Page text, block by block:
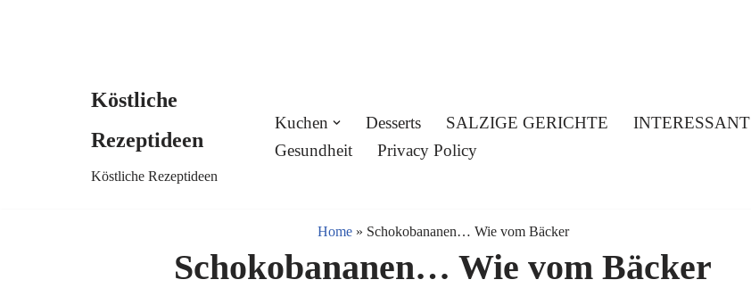
Köstliche
Rezeptideen
Köstliche Rezeptideen
Kuchen Desserts SALZIGE GERICHTE
INTERESSANT
Gesundheit
Privacy Policy
Home» Schokobananen… Wie vom Bäcker
Schokobananen… Wie vom Bäcker